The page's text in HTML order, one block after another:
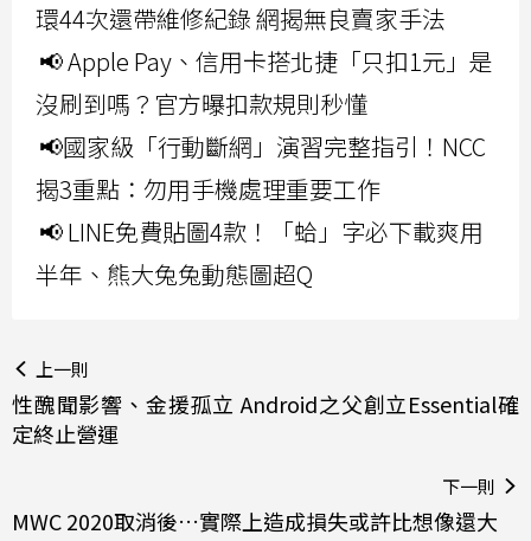
環44次還帶維修紀錄 網揭無良賣家手法
📢 Apple Pay、信用卡搭北捷「只扣1元」是
沒刷到嗎？官方曝扣款規則秒懂
📢國家級「行動斷網」演習完整指引！NCC
揭3重點：勿用手機處理重要工作
📢 LINE免費貼圖4款！「蛤」字必下載爽用
半年、熊大兔兔動態圖超Q
上一則
性醜聞影響、金援孤立 Android之父創立Essential確
定終止營運
下一則
MWC 2020取消後…實際上造成損失或許比想像還大